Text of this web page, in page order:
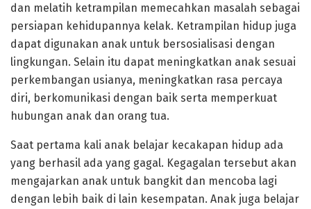
dan melatih ketrampilan memecahkan masalah sebagai
persiapan kehidupannya kelak. Ketrampilan hidup juga
dapat digunakan anak untuk bersosialisasi dengan
lingkungan. Selain itu dapat meningkatkan anak sesuai
perkembangan usianya, meningkatkan rasa percaya
diri, berkomunikasi dengan baik serta memperkuat
hubungan anak dan orang tua.
Saat pertama kali anak belajar kecakapan hidup ada
yang berhasil ada yang gagal. Kegagalan tersebut akan
mengajarkan anak untuk bangkit dan mencoba lagi
dengan lebih baik di lain kesempatan. Anak juga belajar